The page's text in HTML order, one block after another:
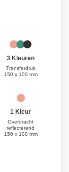
3 Kleuren
Transferdruk
150 x 100 mm
1 Kleur
Overdracht
reflecterend
150 x 100 mm